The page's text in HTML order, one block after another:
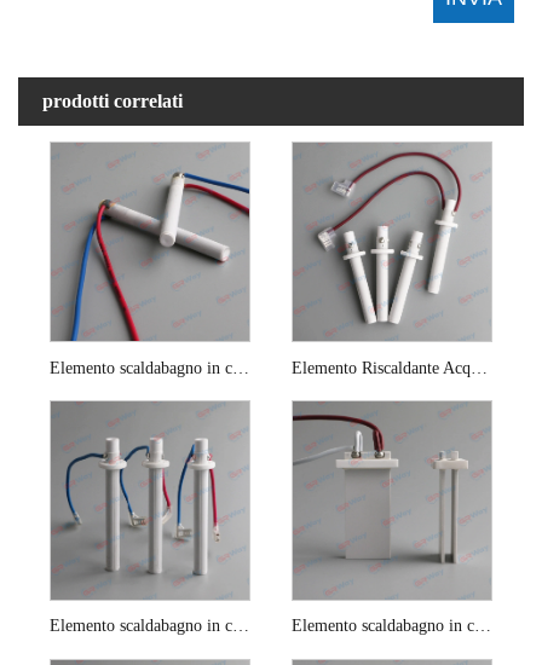
prodotti correlati
Elemento scaldabagno in ceramica per sedile del water
Elemento scaldabagno in ceramica per sedile WC istantaneo Elemento scaldabagno in ceramica a piastra per WC intelligente